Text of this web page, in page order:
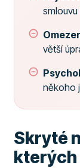
větší
někoho
Skryté
kterých